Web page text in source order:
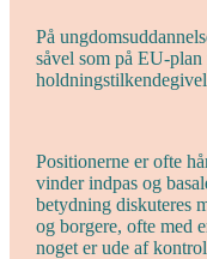
På
såvel som på EU-
Positionerne er ofte
vinder indpas og
betydning diskuteres
og borgere, ofte med
noget er ude af